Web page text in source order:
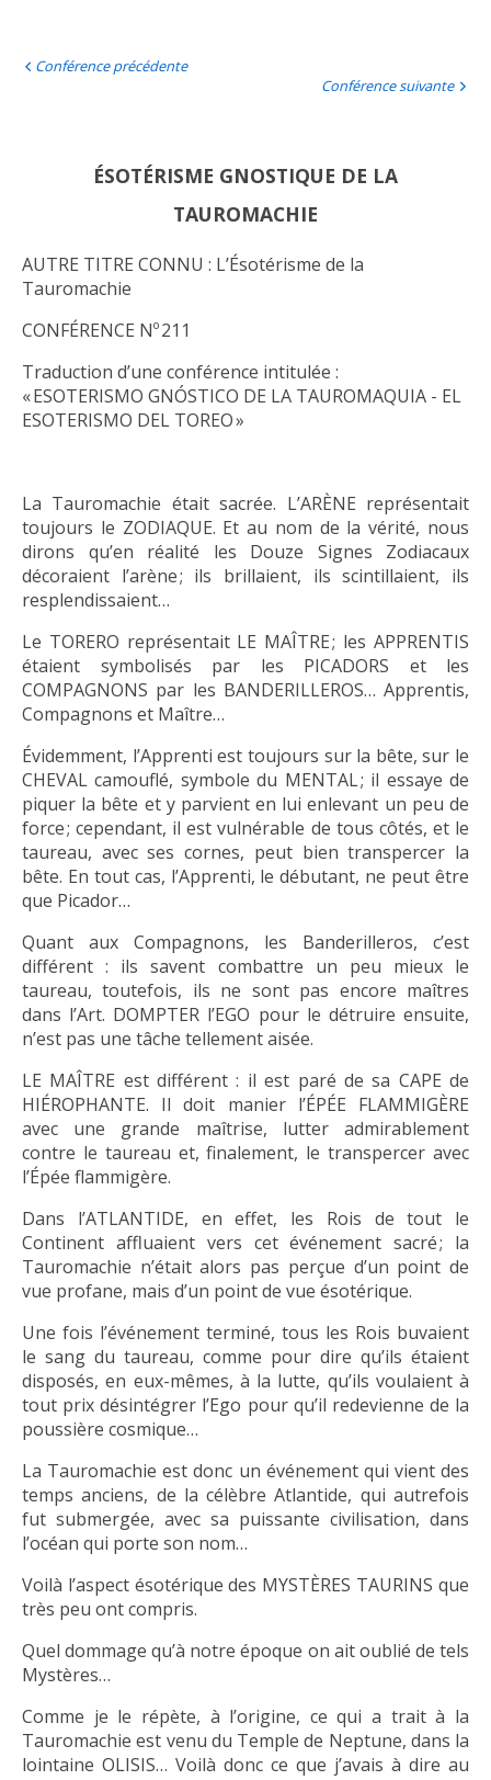
Conférence précédente
Conférence suivante
ÉSOTÉRISME GNOSTIQUE DE LA
TAUROMACHIE
AUTRE TITRE CONNU : L’Ésotérisme de la
Tauromachie
CONFÉRENCE Nº 211
Traduction d’une conférence intitulée :
« ESOTERISMO GNÓSTICO DE LA TAUROMAQUIA - EL
ESOTERISMO DEL TOREO »
La Tauromachie était sacrée. L’ARÈNE représentait
toujours le ZODIAQUE. Et au nom de la vérité, nous
dirons qu’en réalité les Douze Signes Zodiacaux
décoraient l’arène ; ils brillaient, ils scintillaient, ils
resplendissaient…
Le TORERO représentait LE MAÎTRE ; les APPRENTIS
étaient symbolisés par les PICADORS et les
COMPAGNONS par les BANDERILLEROS… Apprentis,
Compagnons et Maître…
Évidemment, l’Apprenti est toujours sur la bête, sur le
CHEVAL camouflé, symbole du MENTAL ; il essaye de
piquer la bête et y parvient en lui enlevant un peu de
force ; cependant, il est vulnérable de tous côtés, et le
taureau, avec ses cornes, peut bien transpercer la
bête. En tout cas, l’Apprenti, le débutant, ne peut être
que Picador…
Quant aux Compagnons, les Banderilleros, c’est
différent : ils savent combattre un peu mieux le
taureau, toutefois, ils ne sont pas encore maîtres
dans l’Art. DOMPTER l’EGO pour le détruire ensuite,
n’est pas une tâche tellement aisée.
LE MAÎTRE est différent : il est paré de sa CAPE de
HIÉROPHANTE. Il doit manier l’ÉPÉE FLAMMIGÈRE
avec une grande maîtrise, lutter admirablement
contre le taureau et, finalement, le transpercer avec
l’Épée flammigère.
Dans l’ATLANTIDE, en effet, les Rois de tout le
Continent affluaient vers cet événement sacré ; la
Tauromachie n’était alors pas perçue d’un point de
vue profane, mais d’un point de vue ésotérique.
Une fois l’événement terminé, tous les Rois buvaient
le sang du taureau, comme pour dire qu’ils étaient
disposés, en eux-mêmes, à la lutte, qu’ils voulaient à
tout prix désintégrer l’Ego pour qu’il redevienne de la
poussière cosmique…
La Tauromachie est donc un événement qui vient des
temps anciens, de la célèbre Atlantide, qui autrefois
fut submergée, avec sa puissante civilisation, dans
l’océan qui porte son nom…
Voilà l’aspect ésotérique des MYSTÈRES TAURINS que
très peu ont compris.
Quel dommage qu’à notre époque on ait oublié de tels
Mystères…
Comme je le répète, à l’origine, ce qui a trait à la
Tauromachie est venu du Temple de Neptune, dans la
lointaine OLISIS… Voilà donc ce que j’avais à dire au